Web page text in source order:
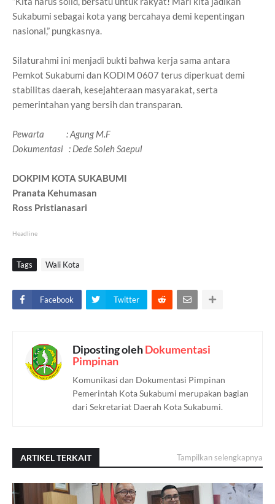
Sukabumi sebagai kota yang bercahaya demi kepentingan
nasional,” pungkasnya.
Silaturahmi ini menjadi bukti bahwa kerja sama antara
Pemkot Sukabumi dan KODIM 0607 terus diperkuat demi
stabilitas daerah, kesejahteraan masyarakat, serta
pemerintahan yang bersih dan transparan.
Pewarta : Agung M.F
Dokumentasi : Dede Soleh Saepul
DOKPIM KOTA SUKABUMI
Pranata Kehumasan
Ross Pristianasari
Headline
Tags Wali Kota
Facebook Twitter
Diposting olehDokumentasi
Pimpinan
Komunikasi dan Dokumentasi Pimpinan
Pemerintah Kota Sukabumi merupakan bagian
dari Sekretariat Daerah Kota Sukabumi.
ARTIKEL TERKAIT Tampilkan selengkapnya